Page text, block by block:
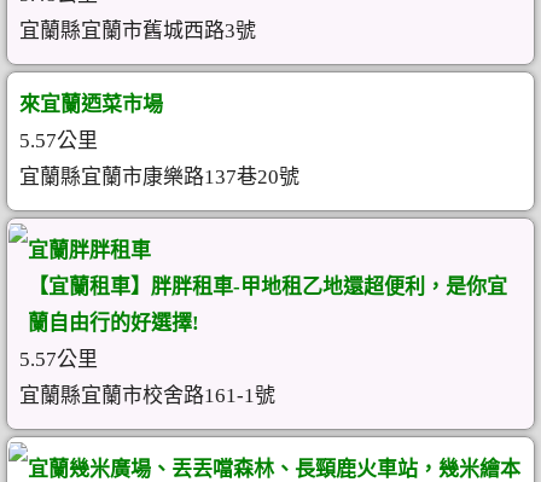
宜蘭縣宜蘭市舊城西路3號
來宜蘭迺菜市場
5.57公里
宜蘭縣宜蘭市康樂路137巷20號
宜蘭胖胖租車
【宜蘭租車】胖胖租車-甲地租乙地還超便利，是你宜
蘭自由行的好選擇!
5.57公里
宜蘭縣宜蘭市校舍路161-1號
宜蘭幾米廣場、丟丟噹森林、長頸鹿火車站，幾米繪本